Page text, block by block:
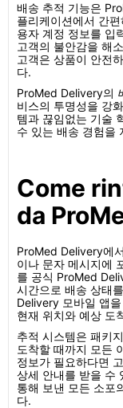
배송 추적 기능은
플리케이션에서 간
용자 계정 정보를 입
고객의 불안감을 해
고객은 상품이 안전
다.
ProMed Delivery의
비스의 투명성을 강
템과 끊임없는 기술
수 있는 배송 경험을
Come
da
ProMed Delivery에
이나 문자 메시지에
를 공식 ProMed
시간으로 배송 상태
Delivery 모바일 앱을
현재 위치와 예상 도
추적 시스템은 패키
도착할 때까지 모든
정보가 필요하다면
상세 안내를 받을 수
통해 보낸 모든 소포
다.